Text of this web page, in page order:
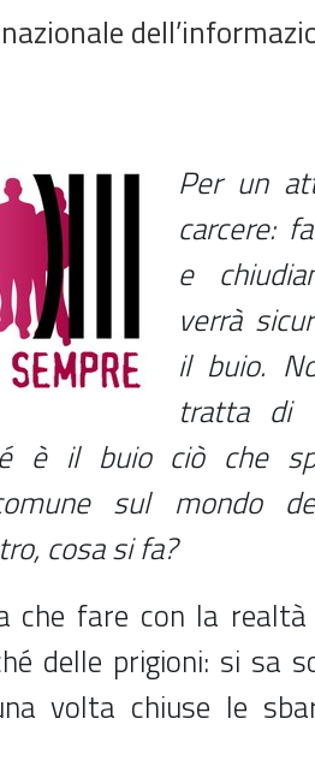
Per un
carcere:
e
verrà
il buio.
tratta di
è il buio ciò che
sul mondo
cosa si fa?
che fare con la
delle prigioni: si sa
volta chiuse le